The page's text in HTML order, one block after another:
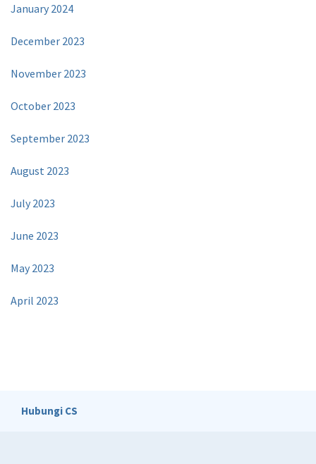
January 2024
December 2023
November 2023
October 2023
September 2023
August 2023
July 2023
June 2023
May 2023
April 2023
Hubungi CS